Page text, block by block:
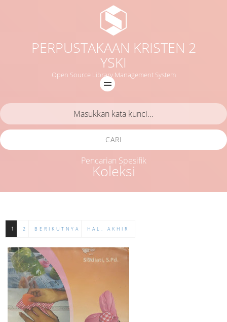
PERPUSTAKAAN KRISTEN 2
YSKI
Open Source Library Management System
Koleksi
CARI
Pencarian Spesifik
1 2 BERIKUTNYA HAL. AKHIR